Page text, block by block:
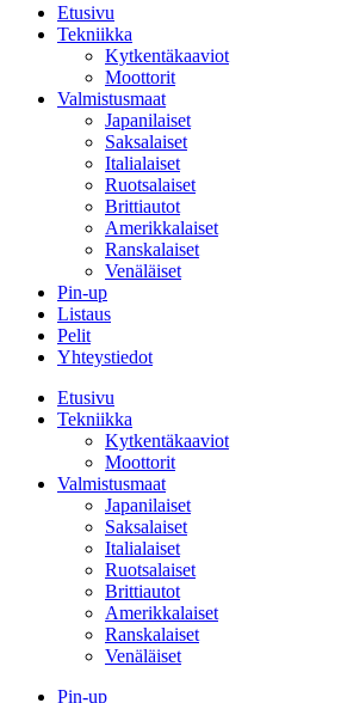
Etusivu
Tekniikka
Kytkentäkaaviot
Moottorit
Valmistusmaat
Japanilaiset
Saksalaiset
Italialaiset
Ruotsalaiset
Brittiautot
Amerikkalaiset
Ranskalaiset
Venäläiset
Pin-up
Listaus
Pelit
Yhteystiedot
Etusivu
Tekniikka
Kytkentäkaaviot
Moottorit
Valmistusmaat
Japanilaiset
Saksalaiset
Italialaiset
Ruotsalaiset
Brittiautot
Amerikkalaiset
Ranskalaiset
Venäläiset
Pin-up